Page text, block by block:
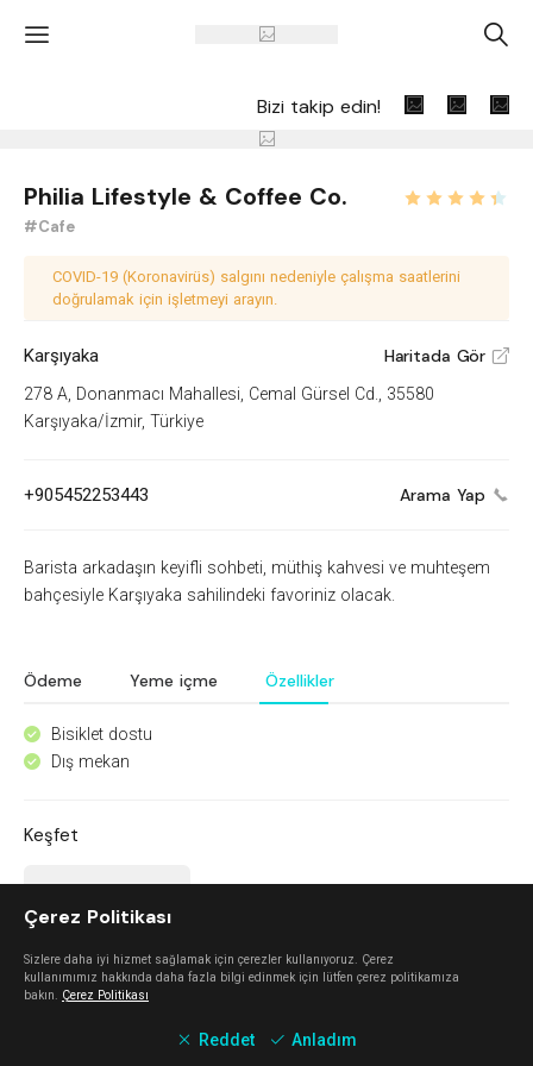
' A
Bizi takip edin!
Philia Lifestyle & Coffee Co.
#Cafe
COVID-19 (Koronavirüs) salgını nedeniyle çalışma saatlerini
doğrulamak için işletmeyi arayın.
Karşıyaka Haritada Gör V
278 A, Donanmacı Mahallesi, Cemal Gürsel Cd., 35580
Karşıyaka/İzmir, Türkiye
+905452253443 Arama Yap
Barista arkadaşın keyifli sohbeti, müthiş kahvesi ve muhteşem
bahçesiyle Karşıyaka sahilindeki favoriniz olacak.
Ödeme Yeme içme Özellikler
^ Bisiklet dostu
^ Dış mekan
Keşfet
Çerez Politikası
Sizlere daha iyi hizmet sağlamak için çerezler kullanıyoruz. Çerez
kullanımımız hakkında daha fazla bilgi edinmek için lütfen çerez politikamıza
bakın. Çerez Politikası
Reddet Anladım